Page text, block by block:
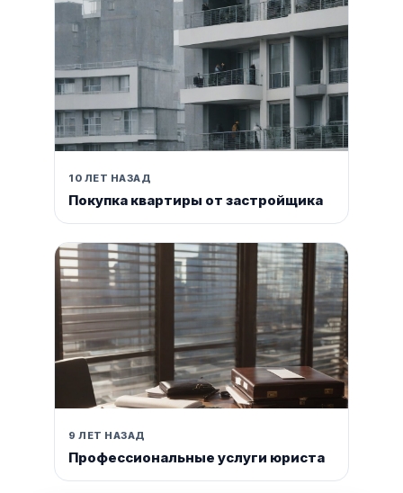
10 ЛЕТ НАЗАД
Покупка квартиры от застройщика
9 ЛЕТ НАЗАД
Профессиональные услуги юриста